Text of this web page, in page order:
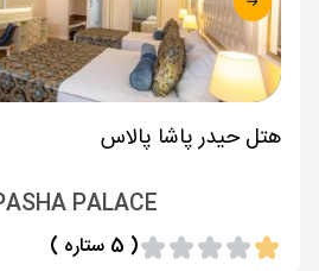
هتل حیدر پاشا پالاس
PALACE
( 5 ستاره )